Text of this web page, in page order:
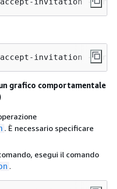
invitation --
grafico comportamentale
. È necessario specificare
esegui il comando
.